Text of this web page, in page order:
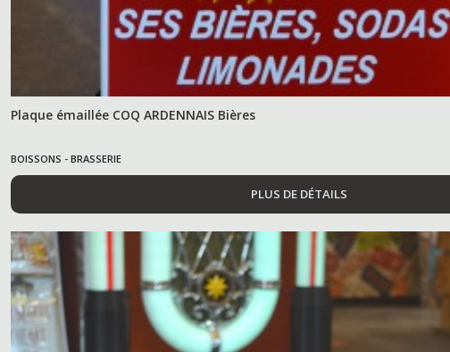
Plaque émaillée COQ ARDENNAIS Bières
BOISSONS - BRASSERIE
PLUS DE DÉTAILS